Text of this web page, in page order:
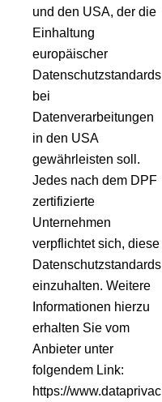
und den USA, der die
Einhaltung
europäischer
Datenschutzstandards
bei
Datenverarbeitungen
in den USA
gewährleisten soll.
Jedes nach dem DPF
zertifizierte
Unternehmen
verpflichtet sich, diese
Datenschutzstandards
einzuhalten. Weitere
Informationen hierzu
erhalten Sie vom
Anbieter unter
folgendem Link:
https://www.dataprivac